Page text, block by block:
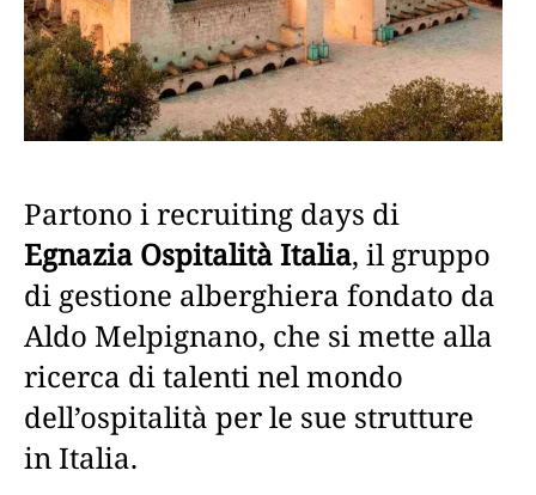
Partono i recruiting days di
Egnazia Ospitalità Italia, il gruppo
di gestione alberghiera fondato da
Aldo Melpignano, che si mette alla
ricerca di talenti nel mondo
dell’ospitalità per le sue strutture
in Italia.